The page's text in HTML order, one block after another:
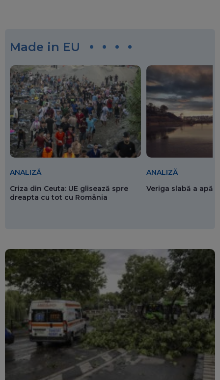
Made in EU
ANALIZĂ
Criza din Ceuta: UE glisează spre
dreapta cu tot cu România
ANALIZĂ
Veriga slabă a